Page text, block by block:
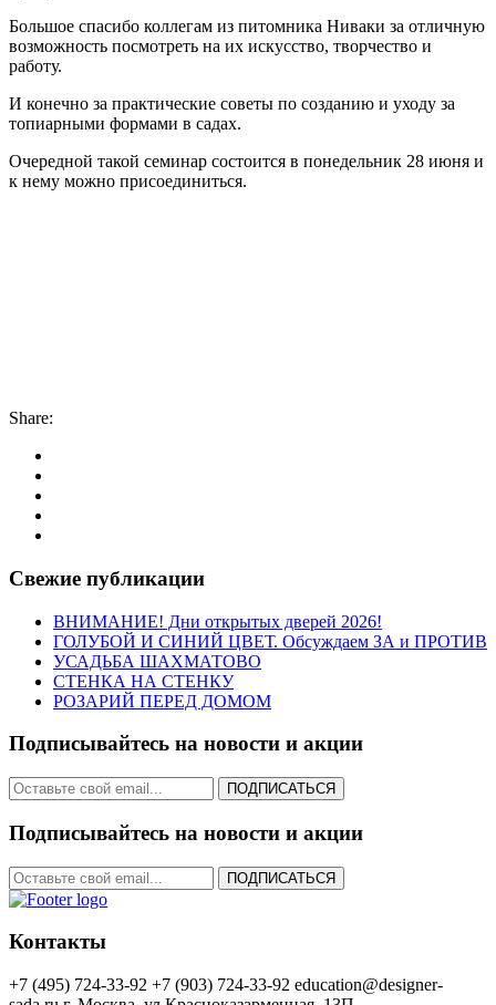
Большое спасибо коллегам из питомника Ниваки за отличную
возможность посмотреть на их искусство, творчество и
работу.
И конечно за практические советы по созданию и уходу за
топиарными формами в садах.
Очередной такой семинар состоится в понедельник 28 июня и
к нему можно присоединиться.
Share:
Свежие публикации
ВНИМАНИЕ! Дни открытых дверей 2026!
ГОЛУБОЙ И СИНИЙ ЦВЕТ. Обсуждаем ЗА и ПРОТИВ
УСАДЬБА ШАХМАТОВО
СТЕНКА НА СТЕНКУ
РОЗАРИЙ ПЕРЕД ДОМОМ
Подписывайтесь на новости и акции
ПОДПИСАТЬСЯ
Подписывайтесь на новости и акции
ПОДПИСАТЬСЯ
Контакты
+7 (495) 724-33-92 +7 (903) 724-33-92 education@designer-